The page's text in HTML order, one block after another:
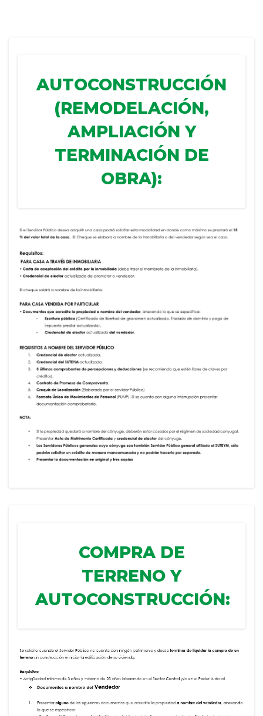
AUTOCONSTRUCCIÓN
(REMODELACIÓN,
AMPLIACIÓN Y
TERMINACIÓN DE
OBRA):
COMPRA DE
TERRENO Y
AUTOCONSTRUCCIÓN: